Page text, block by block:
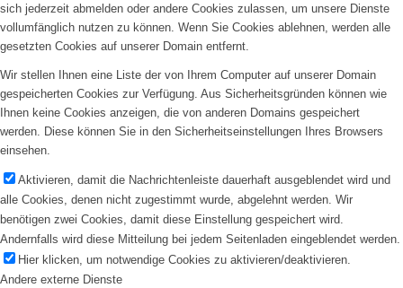
sich jederzeit abmelden oder andere Cookies zulassen, um unsere Dienste
vollumfänglich nutzen zu können. Wenn Sie Cookies ablehnen, werden alle
gesetzten Cookies auf unserer Domain entfernt.
Wir stellen Ihnen eine Liste der von Ihrem Computer auf unserer Domain
gespeicherten Cookies zur Verfügung. Aus Sicherheitsgründen können wie
Ihnen keine Cookies anzeigen, die von anderen Domains gespeichert
werden. Diese können Sie in den Sicherheitseinstellungen Ihres Browsers
einsehen.
Aktivieren, damit die Nachrichtenleiste dauerhaft ausgeblendet wird und
alle Cookies, denen nicht zugestimmt wurde, abgelehnt werden. Wir
benötigen zwei Cookies, damit diese Einstellung gespeichert wird.
Andernfalls wird diese Mitteilung bei jedem Seitenladen eingeblendet werden.
Hier klicken, um notwendige Cookies zu aktivieren/deaktivieren.
Andere externe Dienste